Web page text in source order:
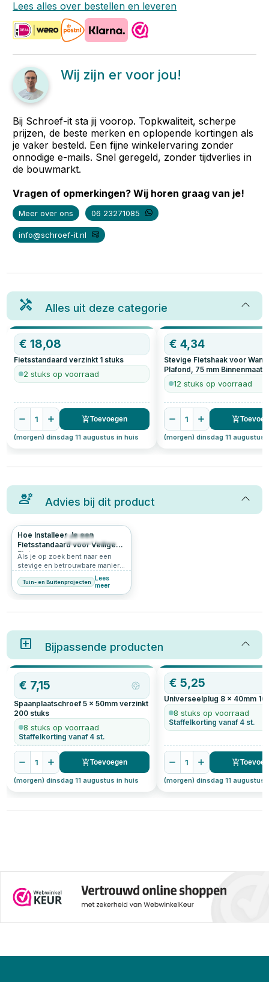
Lees alles over bestellen en leveren
Wij zijn er voor jou!
Bij Schroef-it sta jij voorop. Topkwaliteit, scherpe
prijzen, de beste merken en oplopende kortingen als
je vaker besteld. Een fijne winkelervaring zonder
onnodige e-mails. Snel geregeld, zonder tijdverlies in
de bouwmarkt.
Vragen of opmerkingen? Wij horen graag van je!
Meer over ons 06 23271085
info@schroef-it.nl
Alles uit deze categorie
€18,08
Fietsstandaard verzinkt 1 stuks
2 stuks op voorraad
1 Toevoegen
(morgen) dinsdag 11 augustus in huis
€4,34
Stevige Fietshaak voor
Plafond, 75 mm Binnenmaat
12 stuks op voorraad
1
(morgen) dinsdag 11 augustus
Advies bij dit product
249
Hoe Installeer Je een
Fietsstandaard voor Veilige
Fietsen
Als je op zoek bent naar een
stevige en betrouwbare manier
om je fiets veilig te stallen, dan
is de een Fietsstandaard de
perfecte oplossing. Deze
je fiets stabiel en veilig te
hoeft te maken over omvallen.
Dankzij het duurzame verzinkte
staal is de standaard bestand
tegen roest en slijtage,
waardoor hij zowel binnen als
buiten gebruikt kan worden. In
dit artikel leggen we stap voor
stap uit hoe je deze
fietsstandaard eenvoudig kunt
bevestigen.
Tuin- en Buitenprojecten
Lees
meer
Bijpassende producten
OP=OP
€ 7,15
Spaanplaatschroef 5 x 50mm verzinkt
200 stuks
8 stuks op voorraad
Staffelkorting vanaf 4 st.
1 Toevoegen
(morgen) dinsdag 11 augustus in huis
€5,25
Universeelplug 8 x 40mm
8 stuks op voorraad
Staffelkorting vanaf 4 st.
1
(morgen) dinsdag 11 augustus